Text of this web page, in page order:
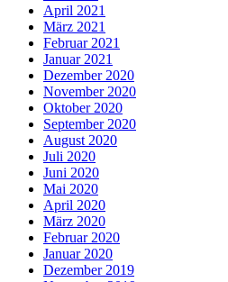
April 2021
März 2021
Februar 2021
Januar 2021
Dezember 2020
November 2020
Oktober 2020
September 2020
August 2020
Juli 2020
Juni 2020
Mai 2020
April 2020
März 2020
Februar 2020
Januar 2020
Dezember 2019